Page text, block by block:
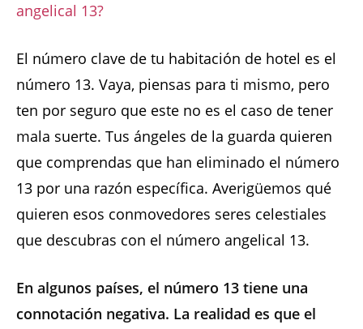
angelical 13?
El número clave de tu habitación de hotel es el
número 13. Vaya, piensas para ti mismo, pero
ten por seguro que este no es el caso de tener
mala suerte. Tus ángeles de la guarda quieren
que comprendas que han eliminado el número
13 por una razón específica. Averigüemos qué
quieren esos conmovedores seres celestiales
que descubras con el número angelical 13.
En algunos países, el número 13 tiene una
connotación negativa. La realidad es que el